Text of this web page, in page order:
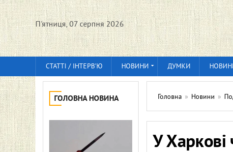
П'ятниця, 07 серпня 2026
СТАТТІ / ІНТЕРВ'Ю НОВИНИ ДУМКИ
ГОЛОВНА НОВИНА Головна » Новини »
У Харкові